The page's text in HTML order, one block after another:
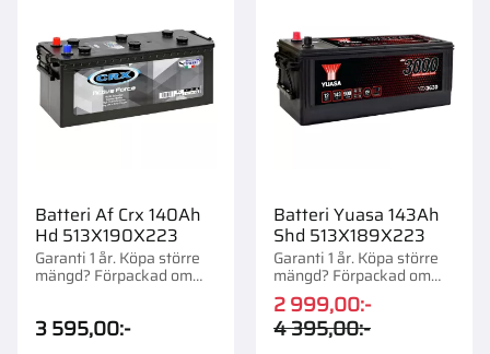
Batteri Af Crx 140Ah
Hd 513X190X223
Garanti 1 år. Köpa större
mängd? Förpackad om
3 595,00:-
Batteri Yuasa 143Ah
Shd 513X189X223
Garanti 1 år. Köpa större
mängd? Förpackad om
1/24 st.
2 999,00:-
4 395,00:-